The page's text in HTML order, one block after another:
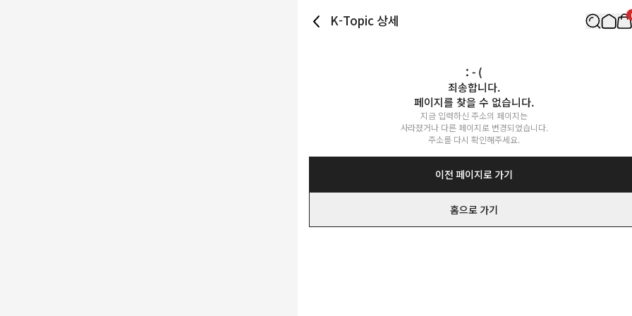
K-Topic 상세
: - (
죄송합니다.
페이지를 찾을 수 없습니다.
지금 입력하신 주소의 페이지는
사라졌거나 다른 페이지로 변경되었습니다.
주소를 다시 확인해주세요.
이전 페이지로 가기
홈으로 가기